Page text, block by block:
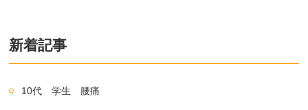
新着記事
10代 学生 腰痛